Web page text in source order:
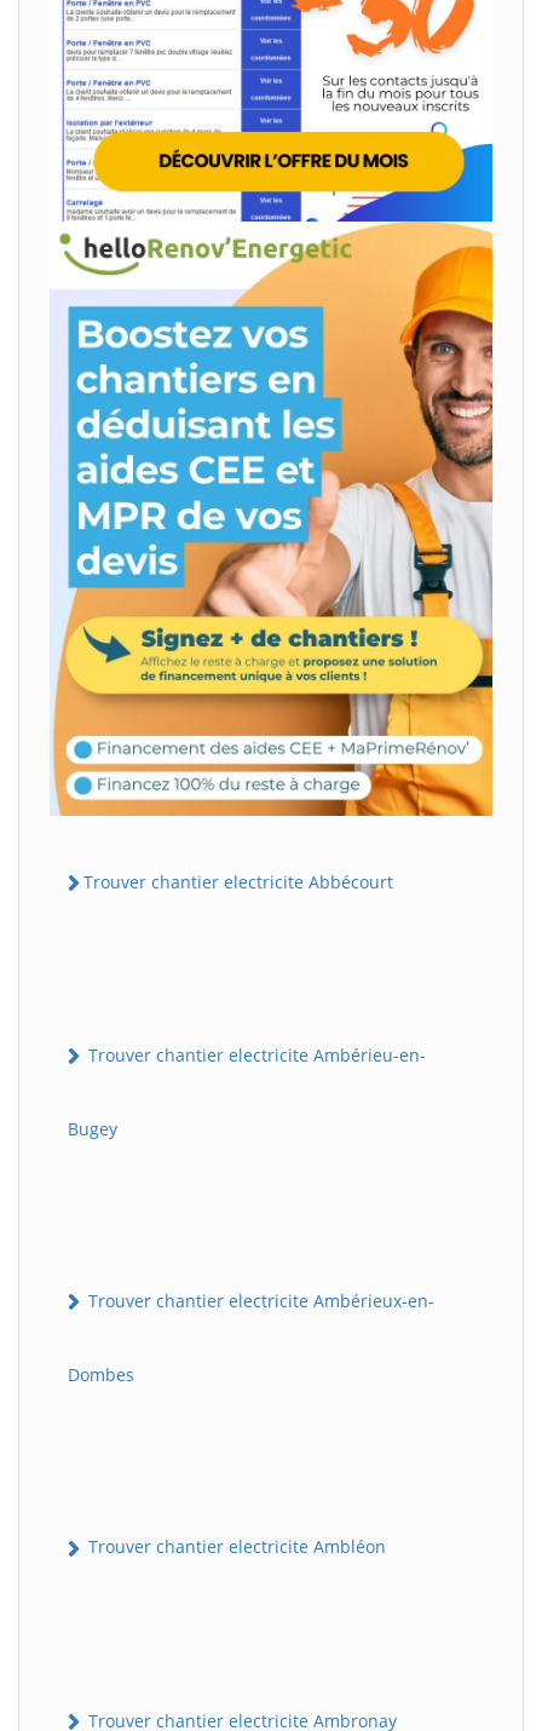
Trouver chantier electricite Abbécourt
Trouver chantier electricite Ambérieu-en-
Bugey
Trouver chantier electricite Ambérieux-en-
Dombes
Trouver chantier electricite Ambléon
Trouver chantier electricite Ambronay